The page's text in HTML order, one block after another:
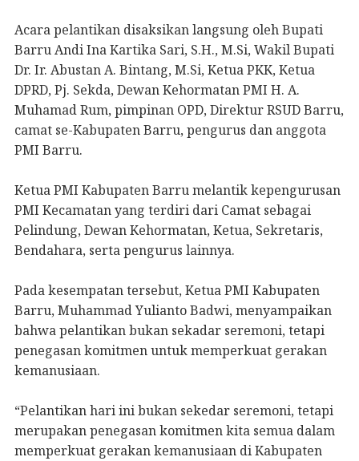
Acara pelantikan disaksikan langsung oleh Bupati
Barru Andi Ina Kartika Sari, S.H., M.Si, Wakil Bupati
Dr. Ir. Abustan A. Bintang, M.Si, Ketua PKK, Ketua
DPRD, Pj. Sekda, Dewan Kehormatan PMI H. A.
Muhamad Rum, pimpinan OPD, Direktur RSUD Barru,
camat se-Kabupaten Barru, pengurus dan anggota
PMI Barru.
Ketua PMI Kabupaten Barru melantik kepengurusan
PMI Kecamatan yang terdiri dari Camat sebagai
Pelindung, Dewan Kehormatan, Ketua, Sekretaris,
Bendahara, serta pengurus lainnya.
Pada kesempatan tersebut, Ketua PMI Kabupaten
Barru, Muhammad Yulianto Badwi, menyampaikan
bahwa pelantikan bukan sekadar seremoni, tetapi
penegasan komitmen untuk memperkuat gerakan
kemanusiaan.
“Pelantikan hari ini bukan sekedar seremoni, tetapi
merupakan penegasan komitmen kita semua dalam
memperkuat gerakan kemanusiaan di Kabupaten